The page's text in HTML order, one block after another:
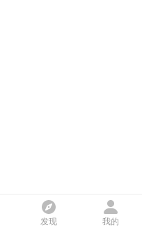
发现 我的